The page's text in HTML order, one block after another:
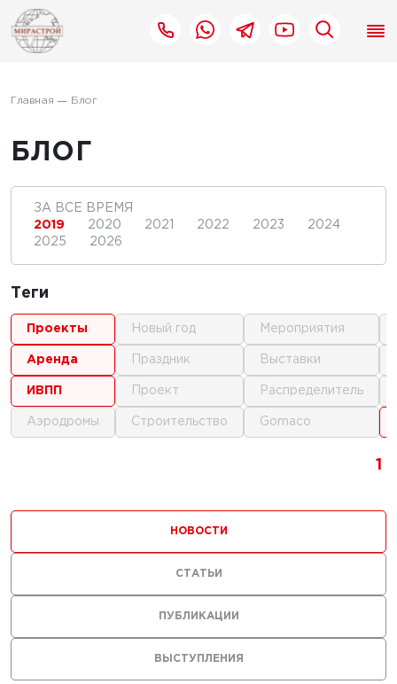
Главная Блог
БЛОГ
1
ВЫСТУПЛЕНИЯ
ПУБЛИКАЦИИ
НОВОСТИ
СТАТЬИ
ЗА ВСЕ ВРЕМЯ
2019
2020 2021 2022 2023
2024
2025
2026
Теги
проекты
аренда
ИВПП
аэродромы
новый год
праздник
проект
строительство
мероприятия
выставки
распределитель
gomaco